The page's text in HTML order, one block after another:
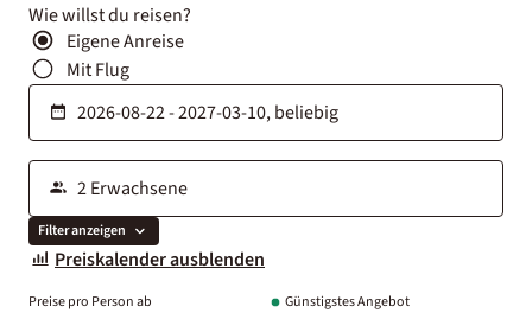
Wie willst du reisen?
Eigene Anreise
Mit Flug
Filter anzeigen
Preiskalender ausblenden
Preise pro Person ab Günstigstes Angebot